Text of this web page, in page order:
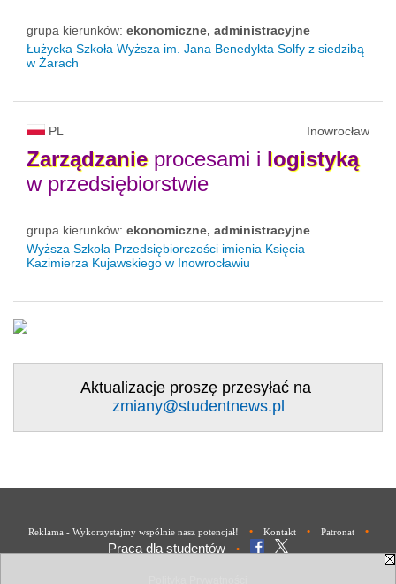
grupa kierunków: ekonomiczne, administracyjne
Łużycka Szkoła Wyższa im. Jana Benedykta Solfy z siedzibą
w Żarach
PL Inowrocław
Zarządzanieprocesami i logistyką
w przedsiębiorstwie
grupa kierunków: ekonomiczne, administracyjne
Wyższa Szkoła Przedsiębiorczości imienia Księcia
Kazimierza Kujawskiego w Inowrocławiu
Aktualizacje proszę przesyłać na
zmiany@studentnews.pl
Reklama - Wykorzystajmy wspólnie nasz potencjał! • Kontakt • Patronat •
Praca dla studentów •